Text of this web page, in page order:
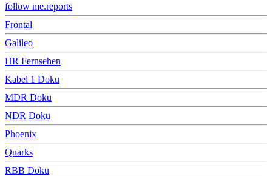
follow me.reports
Frontal
Galileo
HR Fernsehen
Kabel 1 Doku
MDR Doku
NDR Doku
Phoenix
Quarks
RBB Doku